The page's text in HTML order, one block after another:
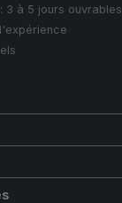
3 à 5 jours ouvrables